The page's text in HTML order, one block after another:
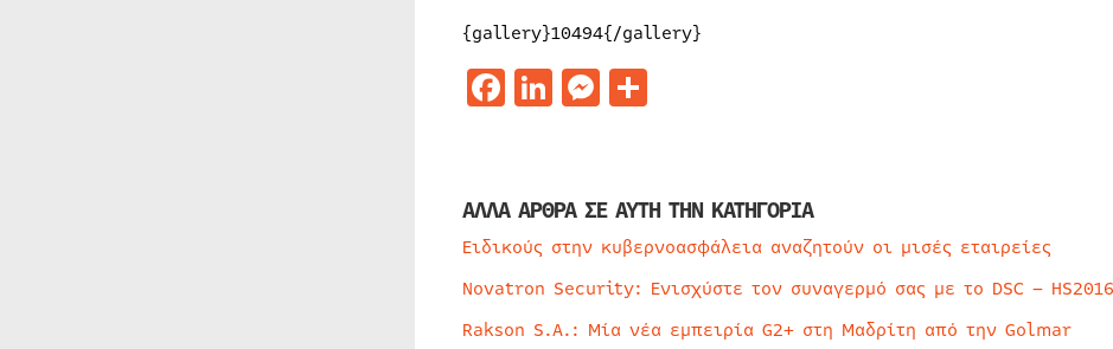
{gallery}10494{/gallery}
Facebook
LinkedIn
Messenger
Μοιραστείτε
ΑΛΛΑ ΑΡΘΡΑ ΣΕ ΑΥΤΗ ΤΗΝ ΚΑΤΗΓΟΡΙΑ
Ειδικούς στην κυβερνοασφάλεια αναζητούν οι μισές εταιρείες
Novatron Security: Ενισχύστε τον συναγερμό σας με το DSC –
Rakson S.A.: Μία νέα εμπειρία G2+ στη Μαδρίτη από την Golmar